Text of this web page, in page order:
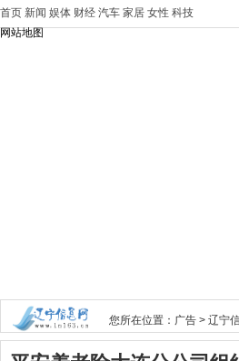
首页 新闻 娱体 财经 汽车 家居 女性 科技
网站地图
您所在位置： 广告 > 辽宁